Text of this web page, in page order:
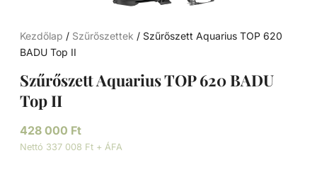
Kezdőlap / Szűrőszettek / Szűrőszett Aquarius TOP 620
BADU Top II
Szűrőszett Aquarius TOP 620 BADU
Top II
428 000 Ft
Nettó 337 008 Ft + ÁFA